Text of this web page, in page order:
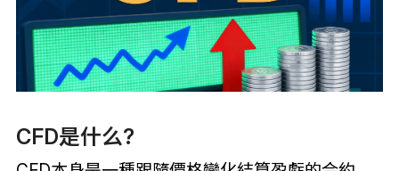
CFD是什么?